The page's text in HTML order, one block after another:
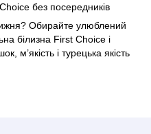
без посередників
Обирайте улюблений
білизна First Choice і
м’якість і турецька якість